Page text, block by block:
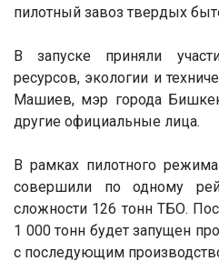
пилотный завоз твердых
В запуске приняли
ресурсов, экологии и
Машиев, мэр города
другие официальные лица.
В рамках пилотного
совершили по одному
сложности 126 тонн ТБО.
1 000 тонн будет запущен
с последующим